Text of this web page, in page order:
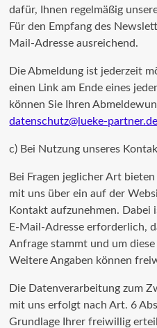
dafür, Ihnen regelmäßig
Für den Empfang des
Mail-Adresse ausreichend.
Die Abmeldung ist jederzeit
einen Link am Ende eines
können Sie Ihren
datenschutz@lueke-partner.de
c) Bei Nutzung unseres
Bei Fragen jeglicher Art
mit uns über ein auf der
Kontakt aufzunehmen. Dabei
E-Mail-Adresse erforderlich,
Anfrage stammt und um
Weitere Angaben können
Die Datenverarbeitung zum
mit uns erfolgt nach Art. 6
Grundlage Ihrer freiwillig